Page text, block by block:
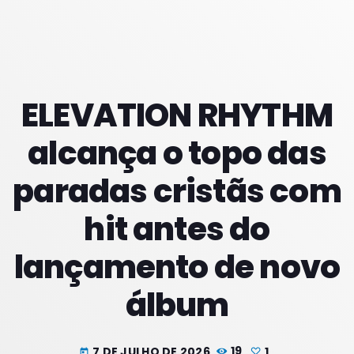
ELEVATION RHYTHM
alcança o topo das
paradas cristãs com
hit antes do
lançamento de novo
álbum